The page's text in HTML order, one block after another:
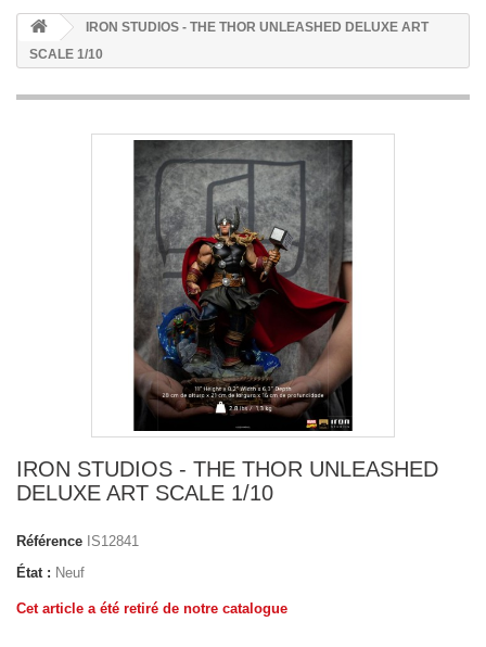
IRON STUDIOS - THE THOR UNLEASHED DELUXE ART
SCALE 1/10
IRON STUDIOS - THE THOR UNLEASHED
DELUXE ART SCALE 1/10
Référence IS12841
État : Neuf
Cet article a été retiré de notre catalogue